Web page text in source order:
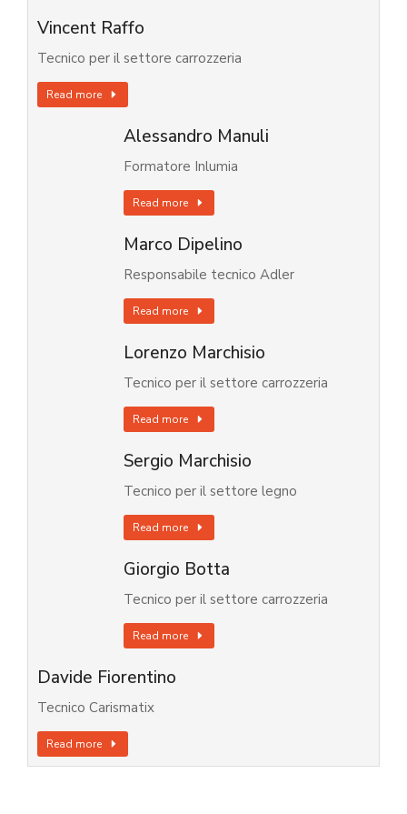
Vincent Raffo
Tecnico per il settore carrozzeria
Read more
Alessandro Manuli
Formatore Inlumia
Read more
Marco Dipelino
Responsabile tecnico Adler
Read more
Lorenzo Marchisio
Tecnico per il settore carrozzeria
Read more
Sergio Marchisio
Tecnico per il settore legno
Read more
Giorgio Botta
Tecnico per il settore carrozzeria
Read more
Davide Fiorentino
Tecnico Carismatix
Read more